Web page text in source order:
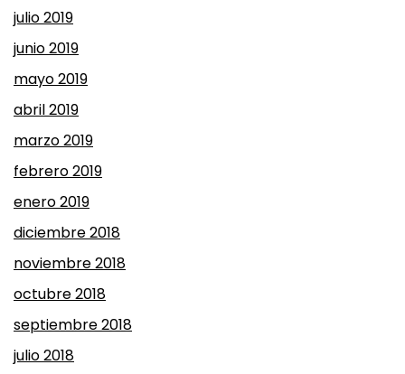
julio 2019
junio 2019
mayo 2019
abril 2019
marzo 2019
febrero 2019
enero 2019
diciembre 2018
noviembre 2018
octubre 2018
septiembre 2018
julio 2018